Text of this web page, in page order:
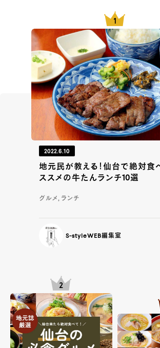
2022.6.10
地元民が教える！仙台で絶対食
ススメの牛たんランチ10選
グルメ, ランチ
S-styleWEB編集室